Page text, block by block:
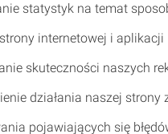
statystyk na temat
internetowej i aplikacji
skuteczności naszych
działania naszej strony
pojawiających się